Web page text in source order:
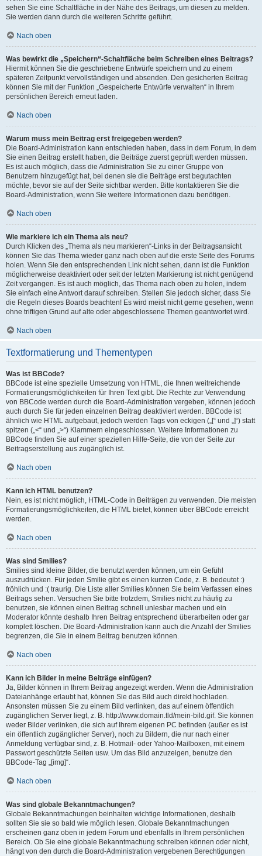
sehen Sie eine Schaltfläche in der Nähe des Beitrags, um diesen zu melden.
Sie werden dann durch die weiteren Schritte geführt.
Nach oben
Was bewirkt die „Speichern“-Schaltfläche beim Schreiben eines Beitrags?
Hiermit können Sie die geschriebene Entwürfe speichern und zu einem
späteren Zeitpunkt vervollständigen und absenden. Den gesicherten Beitrag
können Sie mit der Funktion „Gespeicherte Entwürfe verwalten“ in Ihrem
persönlichen Bereich erneut laden.
Nach oben
Warum muss mein Beitrag erst freigegeben werden?
Die Board-Administration kann entschieden haben, dass in dem Forum, in dem
Sie einen Beitrag erstellt haben, die Beiträge zuerst geprüft werden müssen.
Es ist auch möglich, dass die Administration Sie zu einer Gruppe von
Benutzern hinzugefügt hat, bei denen sie die Beiträge erst begutachten
möchte, bevor sie auf der Seite sichtbar werden. Bitte kontaktieren Sie die
Board-Administration, wenn Sie weitere Informationen dazu benötigen.
Nach oben
Wie markiere ich ein Thema als neu?
Durch Klicken des „Thema als neu markieren“-Links in der Beitragsansicht
können Sie das Thema wieder ganz nach oben auf die erste Seite des Forums
holen. Wenn Sie den entsprechenden Link nicht sehen, dann ist die Funktion
möglicherweise deaktiviert oder seit der letzten Markierung ist nicht genügend
Zeit vergangen. Es ist auch möglich, das Thema nach oben zu holen, indem
Sie einfach eine Antwort darauf schreiben. Stellen Sie jedoch sicher, dass Sie
die Regeln dieses Boards beachten! Es wird meist nicht gerne gesehen, wenn
ohne triftigen Grund auf alte oder abgeschlossene Themen geantwortet wird.
Nach oben
Textformatierung und Thementypen
Was ist BBCode?
BBCode ist eine spezielle Umsetzung von HTML, die Ihnen weitreichende
Formatierungsmöglichkeiten für Ihren Text gibt. Die Rechte zur Verwendung
von BBCode werden durch die Board-Administration vergeben, können jedoch
auch durch Sie für jeden einzelnen Beitrag deaktiviert werden. BBCode ist
ähnlich wie HTML aufgebaut, jedoch werden Tags von eckigen („[“ und „]“) statt
spitzen („<“ und „>“) Klammern eingeschlossen. Weitere Informationen zu
BBCode finden Sie auf einer speziellen Hilfe-Seite, die von der Seite zur
Beitragserstellung aus zugänglich ist.
Nach oben
Kann ich HTML benutzen?
Nein, es ist nicht möglich, HTML-Code in Beiträgen zu verwenden. Die meisten
Formatierungsmöglichkeiten, die HTML bietet, können über BBCode erreicht
werden.
Nach oben
Was sind Smilies?
Smilies sind kleine Bilder, die benutzt werden können, um ein Gefühl
auszudrücken. Für jeden Smilie gibt es einen kurzen Code, z. B. bedeutet :)
fröhlich und :( traurig. Die Liste aller Smilies können Sie beim Verfassen eines
Beitrags sehen. Versuchen Sie bitte trotzdem, Smilies nicht zu häufig zu
benutzen, sie können einen Beitrag schnell unlesbar machen und ein
Moderator könnte deshalb Ihren Beitrag entsprechend überarbeiten oder gar
komplett löschen. Die Board-Administration kann auch die Anzahl der Smilies
begrenzen, die Sie in einem Beitrag benutzen können.
Nach oben
Kann ich Bilder in meine Beiträge einfügen?
Ja, Bilder können in Ihrem Beitrag angezeigt werden. Wenn die Administration
Dateianhänge erlaubt hat, können Sie das Bild auch direkt hochladen.
Ansonsten müssen Sie zu einem Bild verlinken, das auf einem öffentlich
zugänglichen Server liegt, z. B. http://www.domain.tld/mein-bild.gif. Sie können
weder Bilder verlinken, die sich auf Ihrem eigenen PC befinden (außer es ist
ein öffentlich zugänglicher Server), noch zu Bildern, die nur nach einer
Anmeldung verfügbar sind, z. B. Hotmail- oder Yahoo-Mailboxen, mit einem
Passwort geschützte Seiten usw. Um das Bild anzuzeigen, benutze den
BBCode-Tag „[img]“.
Nach oben
Was sind globale Bekanntmachungen?
Globale Bekanntmachungen beinhalten wichtige Informationen, deshalb
sollten Sie sie so bald wie möglich lesen. Globale Bekanntmachungen
erscheinen ganz oben in jedem Forum und ebenfalls in Ihrem persönlichen
Bereich. Ob Sie eine globale Bekanntmachung schreiben können oder nicht,
hängt von den durch die Board-Administration vergebenen Berechtigungen